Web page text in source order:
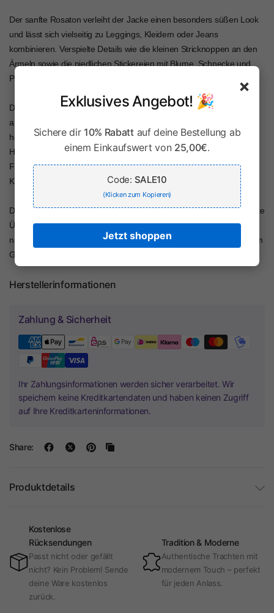
Der sanfte Rosaton verleiht der Jacke einen besonders süßen Look
und lässt sich vielseitig zu Leggings, Kleidern oder Jeans
kombinieren. Verspielte Details wie die kleinen Stricknoppen an den
Ärmeln sowie die niedlichen Stickereien mit Blume, Schnecke und
Pilz machen diese BONDI Strickjacke zu einem echten Hingucker.
Dank der praktischen Knopfleiste lässt sich die Babyjacke bequem
an- und ausziehen. Das angenehm weiche Material sorgt dabei für
hohen Tragekomfort an kühleren Tagen im Frühling, Sommer oder
Herbst. Ob für den Alltag, den Kindergarten oder besondere
Familienmomente – diese Baby Mädchen Strickjacke verbindet
Komfort, Qualität und einen bezaubernden Look.
Die BONDI Baby Strickjacke „Be nature“ eignet sich perfekt als leichte
Übergangsjacke und ergänzt jedes Outfit mit einem liebevollen,
natürlichen Stil. Ideal auch als Geschenk zur Geburt, Taufe oder zum
Geburtstag.
Herstellerinformationen
Zahlung & Sicherheit
Ihr Zahlungsinformationen werden sicher verarbeitet. Wir
speichern keine Kreditkartendaten und haben keinen Zugriff
auf Ihre Kreditkarteninformationen.
Share:
Produktdetails
Kostenlose
Rücksendungen
Passt nicht oder gefällt
nicht? Kein Problem! Sende
deine Ware kostenlos
zurück.
Tradition & Moderne
Authentische Trachten mit
modernem Touch – perfekt
für jeden Anlass.
×
Exklusives Angebot! 🎉
Sichere dir 10% Rabattauf deine Bestellung ab
einem Einkaufswert von 25,00€.
Code: SALE10
(Klicken zum Kopieren)
Jetzt shoppen